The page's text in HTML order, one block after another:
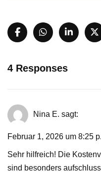
4 Responses
Nina E. sagt:
Februar 1, 2026 um 8:25
Sehr hilfreich! Die
sind besonders